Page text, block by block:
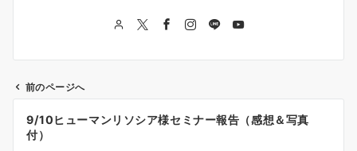
投
稿
前のページへ
9/10ヒューマンリソシア様セミナー報告（感想＆写真
付）